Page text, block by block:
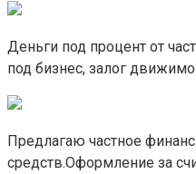
Деньги под процент от
под бизнес, залог
Предлагаю частное
средств.Оформление за